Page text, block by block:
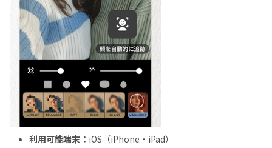
利用可能端末： iOS（iPhone・iPad）